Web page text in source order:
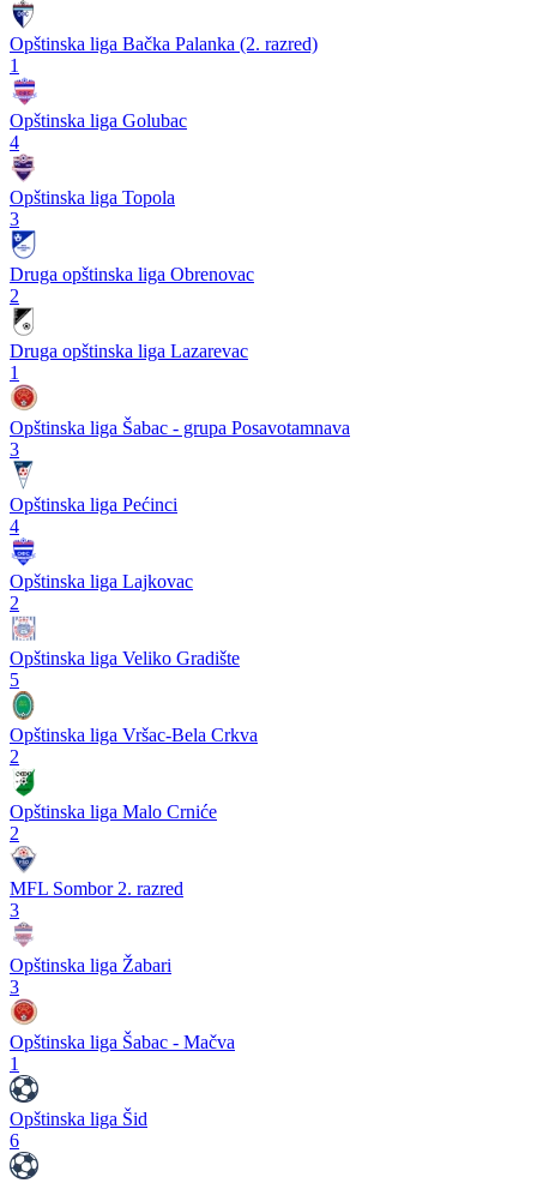
Opštinska liga Bačka Palanka (2. razred)
1
Opštinska liga Golubac
4
Opštinska liga Topola
3
Druga opštinska liga Obrenovac
2
Druga opštinska liga Lazarevac
1
Opštinska liga Šabac - grupa Posavotamnava
3
Opštinska liga Pećinci
4
Opštinska liga Lajkovac
2
Opštinska liga Veliko Gradište
5
Opštinska liga Vršac-Bela Crkva
2
Opštinska liga Malo Crniće
2
MFL Sombor 2. razred
3
Opštinska liga Žabari
3
Opštinska liga Šabac - Mačva
1
Opštinska liga Šid
6